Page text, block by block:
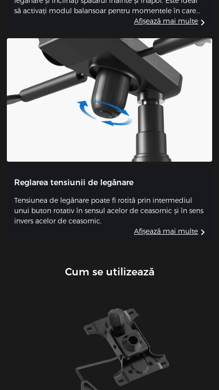
să activați modul balansoar pentru momentele în care
doriți să vă relaxați, să vă uitați la televizor sau să trageți
Afișează mai multe
Reglarea tensiunii de legănare
Tensiunea de legănare poate fi rotită prin intermediul
unui buton rotativ în sensul acelor de ceasornic și în sens
invers acelor de ceasornic.
Afișează mai multe
Cum se utilizează